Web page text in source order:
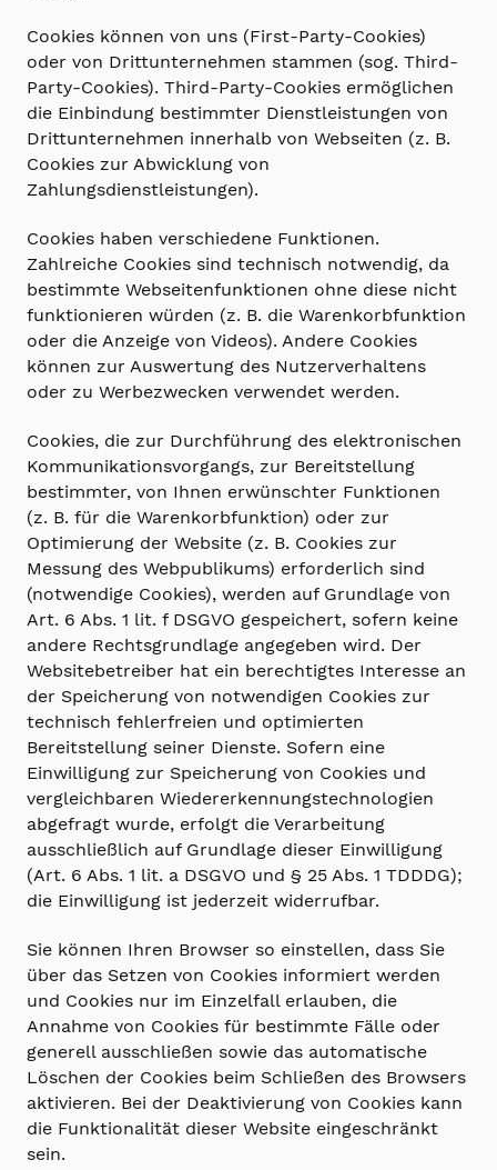
Cookies können von uns (First-Party-Cookies)
oder von Drittunternehmen stammen (sog. Third-
Party-Cookies). Third-Party-Cookies ermöglichen
die Einbindung bestimmter Dienstleistungen von
Drittunternehmen innerhalb von Webseiten (z. B.
Cookies zur Abwicklung von
Zahlungsdienstleistungen).
Cookies haben verschiedene Funktionen.
Zahlreiche Cookies sind technisch notwendig, da
bestimmte Webseitenfunktionen ohne diese nicht
funktionieren würden (z. B. die Warenkorbfunktion
oder die Anzeige von Videos). Andere Cookies
können zur Auswertung des Nutzerverhaltens
oder zu Werbezwecken verwendet werden.
Cookies, die zur Durchführung des elektronischen
Kommunikationsvorgangs, zur Bereitstellung
bestimmter, von Ihnen erwünschter Funktionen
(z. B. für die Warenkorbfunktion) oder zur
Optimierung der Website (z. B. Cookies zur
Messung des Webpublikums) erforderlich sind
(notwendige Cookies), werden auf Grundlage von
Art. 6 Abs. 1 lit. f DSGVO gespeichert, sofern keine
andere Rechtsgrundlage angegeben wird. Der
Websitebetreiber hat ein berechtigtes Interesse an
der Speicherung von notwendigen Cookies zur
technisch fehlerfreien und optimierten
Bereitstellung seiner Dienste. Sofern eine
Einwilligung zur Speicherung von Cookies und
vergleichbaren Wiedererkennungstechnologien
abgefragt wurde, erfolgt die Verarbeitung
ausschließlich auf Grundlage dieser Einwilligung
(Art. 6 Abs. 1 lit. a DSGVO und § 25 Abs. 1 TDDDG);
die Einwilligung ist jederzeit widerrufbar.
Sie können Ihren Browser so einstellen, dass Sie
über das Setzen von Cookies informiert werden
und Cookies nur im Einzelfall erlauben, die
Annahme von Cookies für bestimmte Fälle oder
generell ausschließen sowie das automatische
Löschen der Cookies beim Schließen des Browsers
aktivieren. Bei der Deaktivierung von Cookies kann
die Funktionalität dieser Website eingeschränkt
sein.